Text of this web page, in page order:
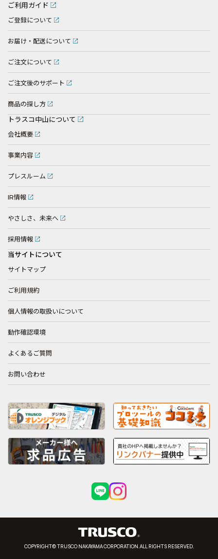
ご利用ガイド
ご登録について
お届け・配送について
ご注文について
ご注文後のサポート
商品の探し方
トラスコ中山について
会社概要
事業内容
プレスルーム
IR情報
やさしさ、未来へ
採用情報
当サイトについて
サイトマップ
ご利用規約
個人情報の取扱いについて
動作確認環境
よくあるご質問
お問い合わせ
COPYRIGHT© TRUSCO NAKAYAMA CORPORATION.ALL RIGHTS RESERVED.